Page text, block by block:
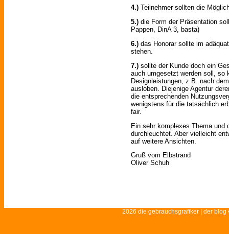
4.) Teilnehmer sollten die
5.) die Form der Präsentation
Pappen, DinA 3, basta)
6.) das Honorar sollte im
stehen.
7.) sollte der Kunde doch ein
auch umgesetzt werden soll, so
Designleistungen, z.B. nach
ausloben. Diejenige Agentur
die entsprechenden
wenigstens für die tatsächlich
fair.
Ein sehr komplexes Thema und
durchleuchtet. Aber vielleicht
auf weitere Ansichten.
Gruß vom Elbstrand
Oliver Schuh
2026 die gebrauchsgrafiker | der blog